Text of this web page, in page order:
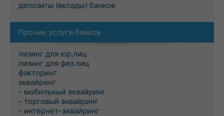
депозиты (вклады) банков
Прочие услуги банков
лизинг для юр.лиц
лизинг для физ.лиц
факторинг
эквайринг
- мобильный эквайринг
- торговый эквайринг
- интернет-эквайринг